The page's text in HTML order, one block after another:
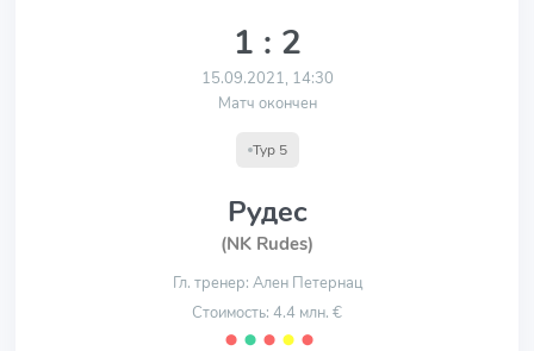
1 : 2
15.09.2021, 14:30
Матч окончен
Тур 5
Рудес
(NK Rudes)
Гл. тренер: Ален Петернац
Стоимость: 4.4 млн. €
⬤ ⬤ ⬤ ⬤ ⬤